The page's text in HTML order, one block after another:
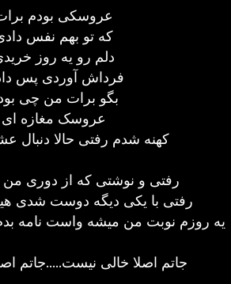
عروسکی بودم
که تو بهم نفس
دلم رو یه روز
فرداش آوردی پس
بگو برات من چی
عروسک مغازه ای
کهنه شدم رفتی حالا دنبال
رفتی و نوشتی که از دوری من
رفتی با یکی دیگه دوست شدی
یه روزم نوبت من میشه واست نامه بدم
جاتم اصلا خالی نیست.....جاتم